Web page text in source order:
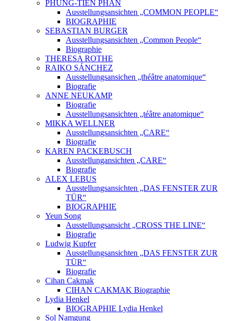
PHUNG-TIEN PHAN
Ausstellungsansichten „COMMON PEOPLE“
BIOGRAPHIE
SEBASTIAN BURGER
Ausstellungsansichten „Common People“
Biographie
THERESA ROTHE
RAIKO SÁNCHEZ
Ausstellungsansichen „théâtre anatomique“
Biografie
ANNE NEUKAMP
Biografie
Ausstellungsansichten „téâtre anatomique“
MIKKA WELLNER
Ausstellungsansichten „CARE“
Biografie
KAREN PACKEBUSCH
Ausstellungansichten „CARE“
Biografie
ALEX LEBUS
Ausstellungsansichten „DAS FENSTER ZUR
TÜR“
BIOGRAPHIE
Yeun Song
Ausstellungsansicht „CROSS THE LINE“
Biografie
Ludwig Kupfer
Ausstellungsansichten „DAS FENSTER ZUR
TÜR“
Biografie
Cihan Cakmak
CIHAN CAKMAK Biographie
Lydia Henkel
BIOGRAPHIE Lydia Henkel
Sol Namgung